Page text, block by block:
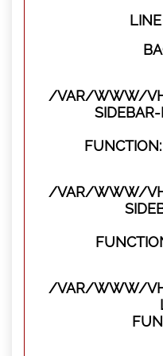
/VAR/WWW/
/VAR/WWW/
/VAR/WWW/